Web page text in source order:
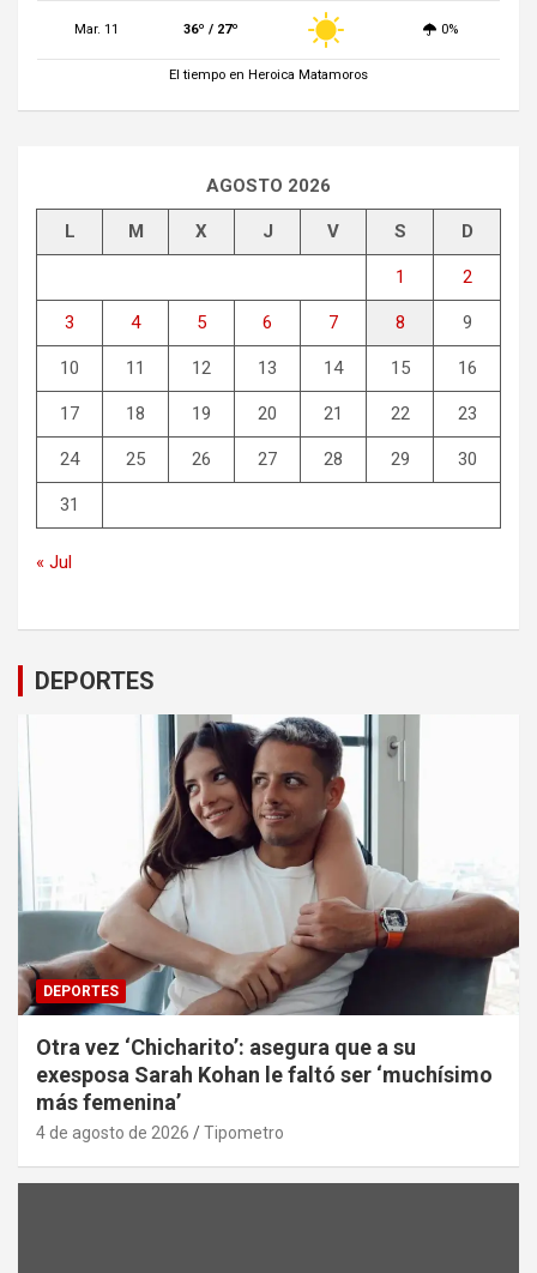
Mar. 11 36º / 27º 0%
El tiempo en Heroica Matamoros
AGOSTO 2026
L M X J V S D
1 2
3 4 5 6 7 8 9
10 11 12 13 14 15 16
17 18 19 20 21 22 23
24 25 26 27 28 29 30
31
« Jul
DEPORTES
DEPORTES
Otra vez ‘Chicharito’: asegura que a su
exesposa Sarah Kohan le faltó ser ‘muchísimo
más femenina’
4 de agosto de 2026 Tipometro